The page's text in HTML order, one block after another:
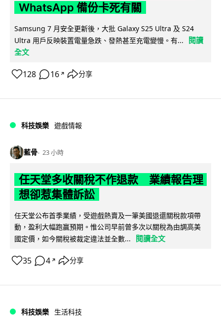
WhatsApp 備份卡死有關
Samsung 7 月安全更新後，大批 Galaxy S25 Ultra 及 S24
Ultra 用戶反映裝置電量急跌、發熱甚至充電變慢。有...
閱讀
全文
128 16 ↗ 分享
科技娛樂 遊戲情報
藍骨 23 小時
任天堂多收關稅不作退款 業績報告理
想卻惹集體訴訟
任天堂公布首季業績，受遊戲熱賣及一筆美國退還關稅款項帶
動，盈利大幅跑贏預期。惟公司早前曾多次以關稅為由調高美
國定價，如今關稅被裁定違法並全數...
閱讀全文
35 4 ↗ 分享
科技娛樂 生活科技